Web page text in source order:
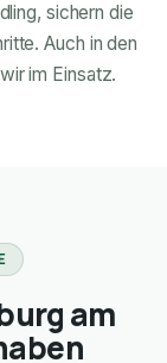
sichern die
Auch in den
im Einsatz.
am